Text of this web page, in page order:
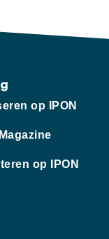
op IPON
Magazine
op IPON